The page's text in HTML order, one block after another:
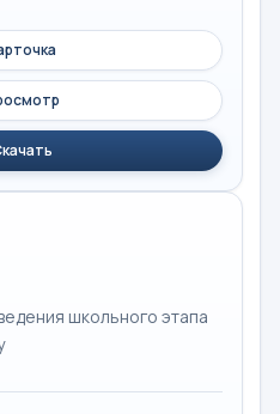
школьного этапа